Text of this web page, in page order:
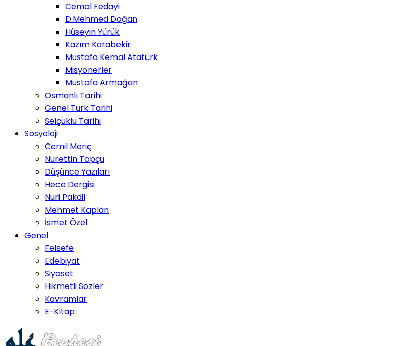
Cemal Fedayi
D.Mehmed Doğan
Hüseyin Yürük
Kazım Karabekir
Mustafa Kemal Atatürk
Misyonerler
Mustafa Armağan
Osmanlı Tarihi
Genel Türk Tarihi
Selçuklu Tarihi
Sosyoloji
Cemil Meriç
Nurettin Topçu
Düşünce Yazıları
Hece Dergisi
Nuri Pakdil
Mehmet Kaplan
İsmet Özel
Genel
Felsefe
Edebiyat
Siyaset
Hikmetli Sözler
Kavramlar
E-Kitap